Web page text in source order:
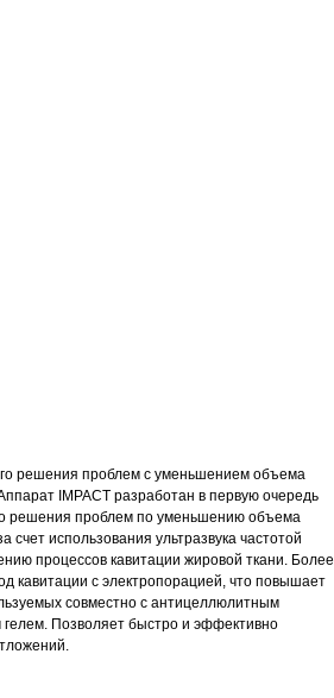
решения проблем с уменьшением объема
IMPACT разработан в первую очередь
решения проблем по уменьшению объема
счет использования ультразвука частотой
процессов кавитации жировой ткани. Более
кавитации с электропорацией, что повышает
совместно с антицеллюлитным
Позволяет быстро и эффективно